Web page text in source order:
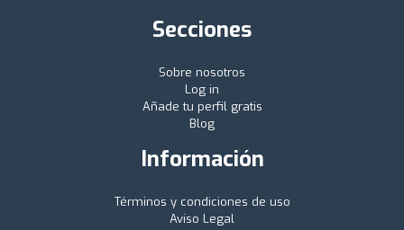
Secciones
Sobre nosotros
Log in
Añade tu perfil gratis
Blog
Información
Términos y condiciones de uso
Aviso Legal